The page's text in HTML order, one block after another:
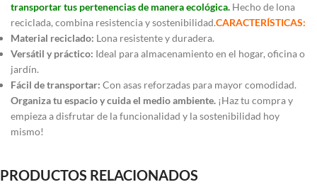
transportar tus pertenencias de manera ecológica. Hecho de lona
reciclada, combina resistencia y sostenibilidad.CARACTERÍSTICAS:
Material reciclado: Lona resistente y duradera.
Versátil y práctico: Ideal para almacenamiento en el hogar, oficina o
jardín.
Fácil de transportar: Con asas reforzadas para mayor comodidad.
Organiza tu espacio y cuida el medio ambiente. ¡Haz tu compra y
empieza a disfrutar de la funcionalidad y la sostenibilidad hoy
mismo!
PRODUCTOS RELACIONADOS